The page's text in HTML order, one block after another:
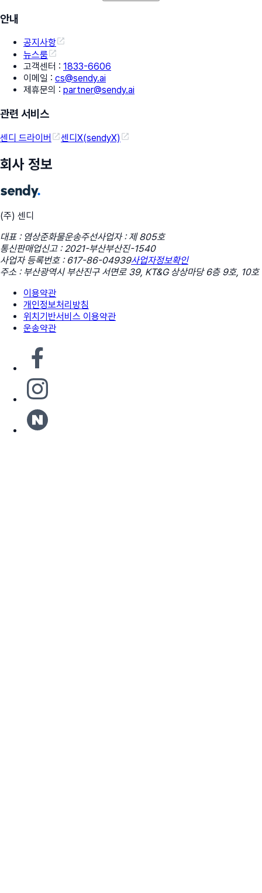
안내
공지사항
뉴스룸
고객센터 : 1833-6606
이메일 : cs@sendy.ai
제휴문의 : partner@sendy.ai
관련 서비스
센디 드라이버 센디X(sendyX)
회사 정보
(주) 센디
대표 : 염상준화물운송주선사업자 : 제 805호
통신판매업신고 : 2021-부산부산진-1540
사업자 등록번호 : 617-86-04939사업자정보확인
주소 : 부산광역시 부산진구 서면로 39, KT&G 상상마당 6층 9호, 10호
이용약관
개인정보처리방침
위치기반서비스 이용약관
운송약관